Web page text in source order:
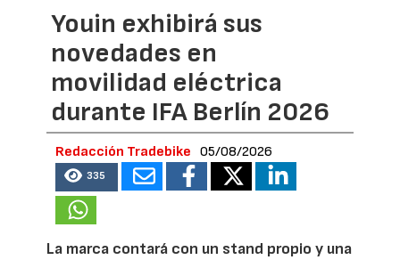
Youin exhibirá sus
novedades en
movilidad eléctrica
durante IFA Berlín 2026
Redacción Tradebike 05/08/2026
335
La marca contará con un stand propio y una